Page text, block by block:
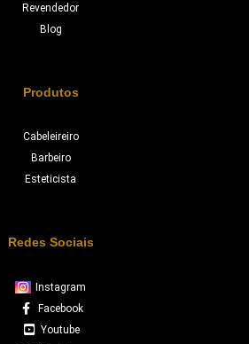
Revendedor
Blog
Produtos
Cabeleireiro
Barbeiro
Esteticista
Redes Sociais
Instagram
Facebook
Youtube